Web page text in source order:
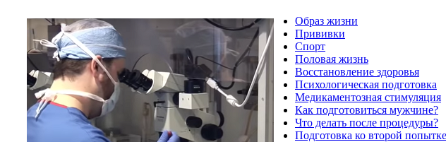
Образ жизни
Прививки
Спорт
Половая жизнь
Восстановление здоровья
Психологическая подготовка
Медикаментозная стимуляция
Как подготовиться мужчине?
Что делать после процедуры?
Подготовка ко второй попытке